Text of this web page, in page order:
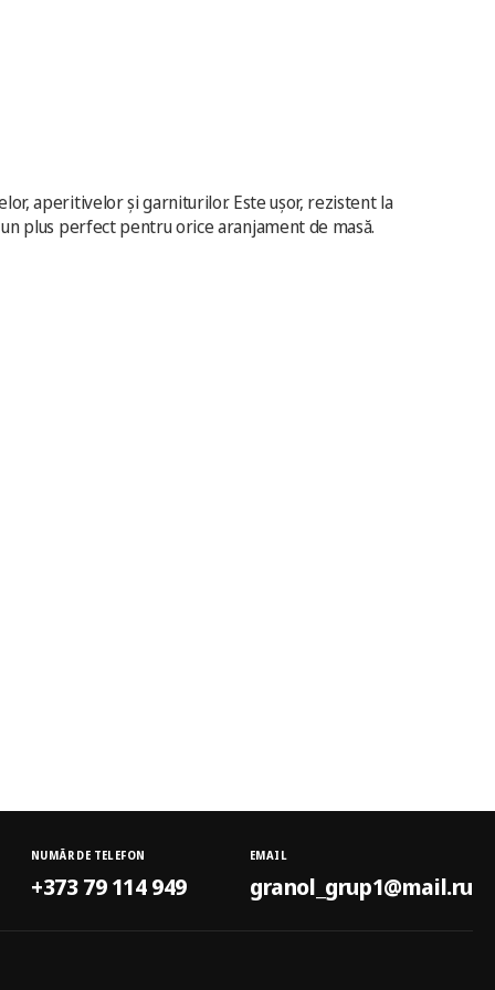
aperitivelor și garniturilor. Este ușor, rezistent la
plus perfect pentru orice aranjament de masă.
NUMĂR DE TELEFON
+373 79 114 949
EMAIL
granol_grup1@mail.ru